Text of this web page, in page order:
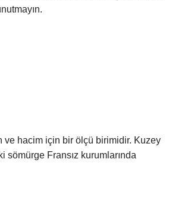
ve hacim için bir ölçü birimidir. Kuzey
sömürge Fransız kurumlarında